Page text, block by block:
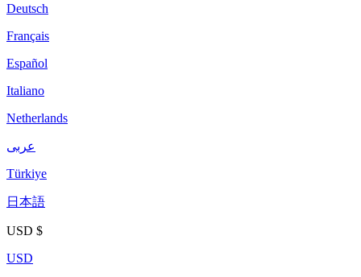
Deutsch
Français
Español
Italiano
Netherlands
عربى
Türkiye
日本語
USD $
USD